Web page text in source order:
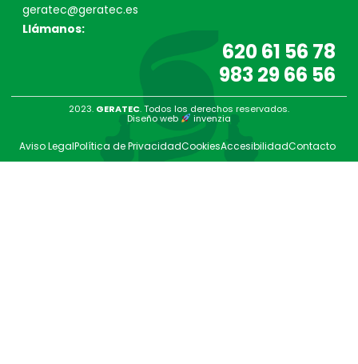
geratec@geratec.es
Llámanos:
620 61 56 78
983 29 66 56
2023. GERATEC. Todos los derechos reservados.
Diseño web invenzia
Aviso LegalPolítica de PrivacidadCookiesAccesibilidadContacto